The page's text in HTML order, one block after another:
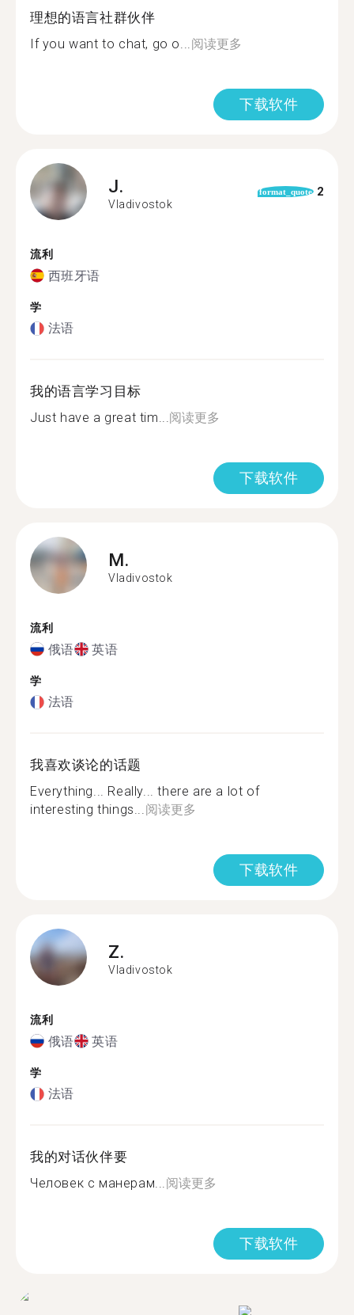
理想的语言社群伙伴
If you want to chat, go o...阅读更多
下载软件
J.
Vladivostok
format_quote 2
流利
西班牙语
学
法语
我的语言学习目标
Just have a great tim...阅读更多
下载软件
M.
Vladivostok
流利
俄语 英语
学
法语
我喜欢谈论的话题
Everything... Really... there are a lot of
interesting things...阅读更多
下载软件
Z.
Vladivostok
流利
俄语 英语
学
法语
我的对话伙伴要
Человек с манерам...阅读更多
下载软件